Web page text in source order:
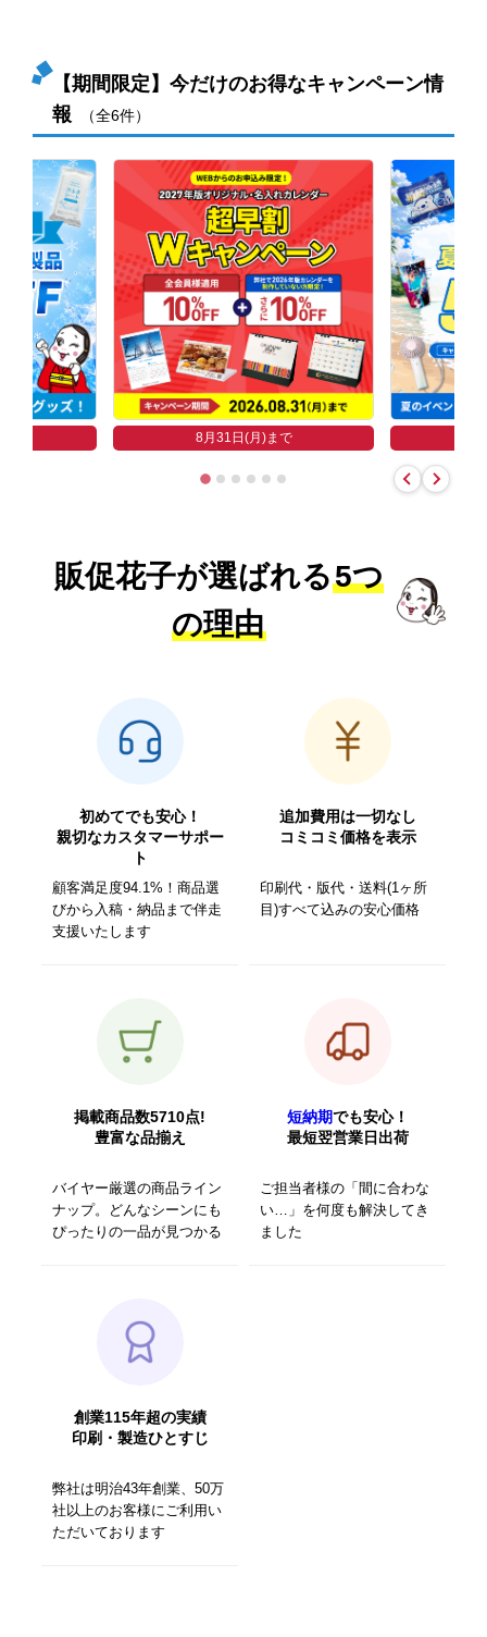
【期間限定】今だけのお得なキャンペーン情
報
（全6件）
8月31日(月)まで
販促花子が選ばれる5つ
の理由
初めてでも安心！
親切なカスタマーサポー
ト
顧客満足度94.1%！商品選
びから入稿・納品まで伴走
支援いたします
追加費用は一切なし
コミコミ価格を表示
印刷代・版代・送料(1ヶ所
目)すべて込みの安心価格
掲載商品数5710点!
豊富な品揃え
バイヤー厳選の商品ライン
ナップ。どんなシーンにも
ぴったりの一品が見つかる
短納期でも安心！
最短翌営業日出荷
ご担当者様の「間に合わな
い…」を何度も解決してき
ました
創業115年超の実績
印刷・製造ひとすじ
弊社は明治43年創業、50万
社以上のお客様にご利用い
ただいております